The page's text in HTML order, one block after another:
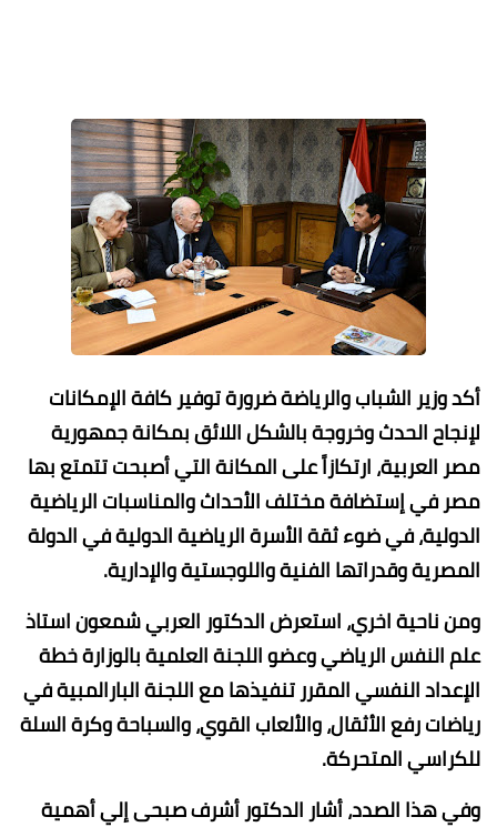
أكد وزير الشباب والرياضة ضرورة توفير كافة الإمكانات
لإنجاح الحدث وخروجة بالشكل اللائق بمكانة جمهورية
مصر العربية، ارتكازاً على المكانة التي أصبحت تتمتع بها
مصر في إستضافة مختلف الأحداث والمناسبات الرياضية
الدولية، في ضوء ثقة الأسرة الرياضية الدولية في الدولة
المصرية وقدراتها الفنية واللوجستية والإدارية.
ومن ناحية اخري، استعرض الدكتور العربي شمعون استاذ
علم النفس الرياضي وعضو اللجنة العلمية بالوزارة خطة
الإعداد النفسي المقرر تنفيذها مع اللجنة البارالمبية في
رياضات رفع الأثقال، والألعاب القوي، والسباحة وكرة السلة
للكراسي المتحركة.
وفي هذا الصدد، أشار الدكتور أشرف صبحى إلي أهمية